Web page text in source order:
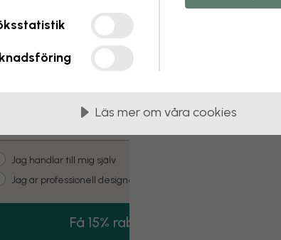
Läs mer om våra cookies
Vill du få
RABATT
på ditt första köp? Anmäl dig till vårt
type
Jag handlar till mig själv
Jag är professionell designer
Få 15% rabatt